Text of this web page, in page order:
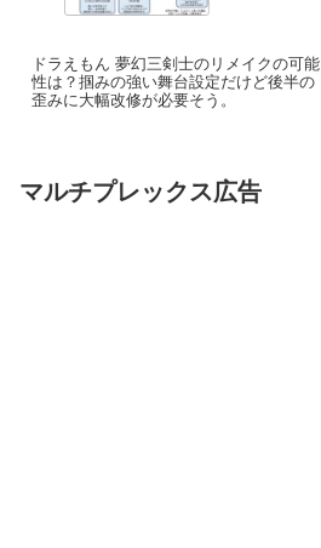
ドラえもん 夢幻三剣士のリメイクの可能
性は？掴みの強い舞台設定だけど後半の
歪みに大幅改修が必要そう。
マルチプレックス広告